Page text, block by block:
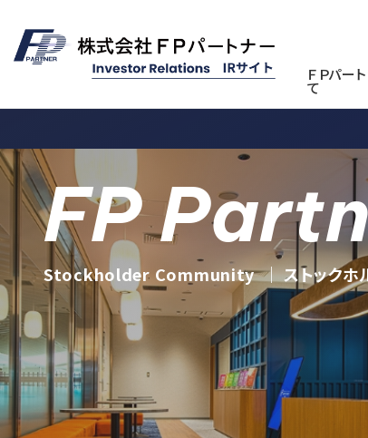
ＦＰパー
て
CSR活動
詳しく見る
FP
Stockholder Community｜ ストックホ